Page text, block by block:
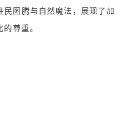
民图腾与自然魔法，展现了加
尊重。